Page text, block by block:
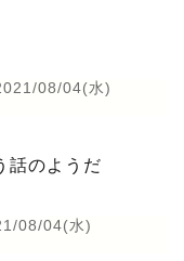
08/04(水)
話のようだ
08/04(水)